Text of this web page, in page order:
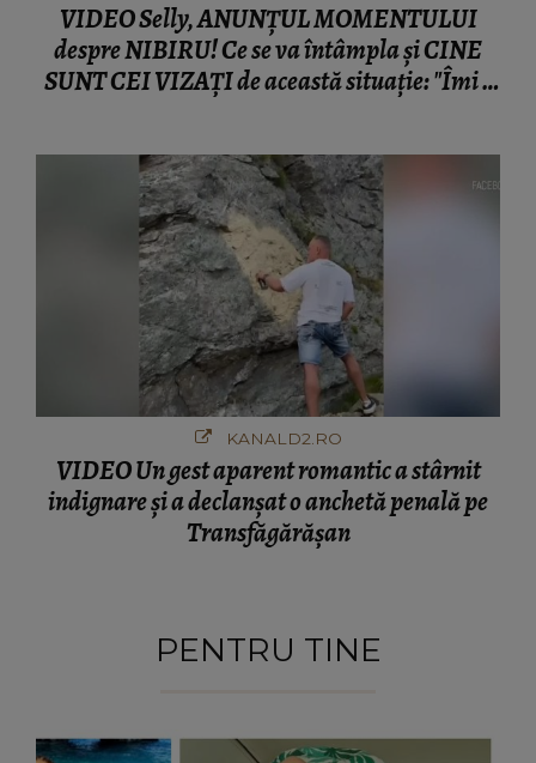
VIDEO Selly, ANUNȚUL MOMENTULUI
despre NIBIRU! Ce se va întâmpla și CINE
SUNT CEI VIZAȚI de această situație: "Îmi e
KANALD2.RO
VIDEO Un gest aparent romantic a stârnit
indignare și a declanșat o anchetă penală pe
Transfăgărășan
PENTRU TINE